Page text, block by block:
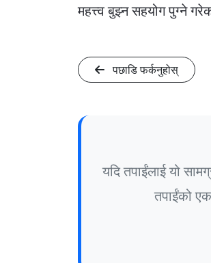
महत्त्व बुझ्न सहयोग पुग्ने
पछाडि फर्कनुहोस्
यदि तपाईंलाई यो
तपाईंको